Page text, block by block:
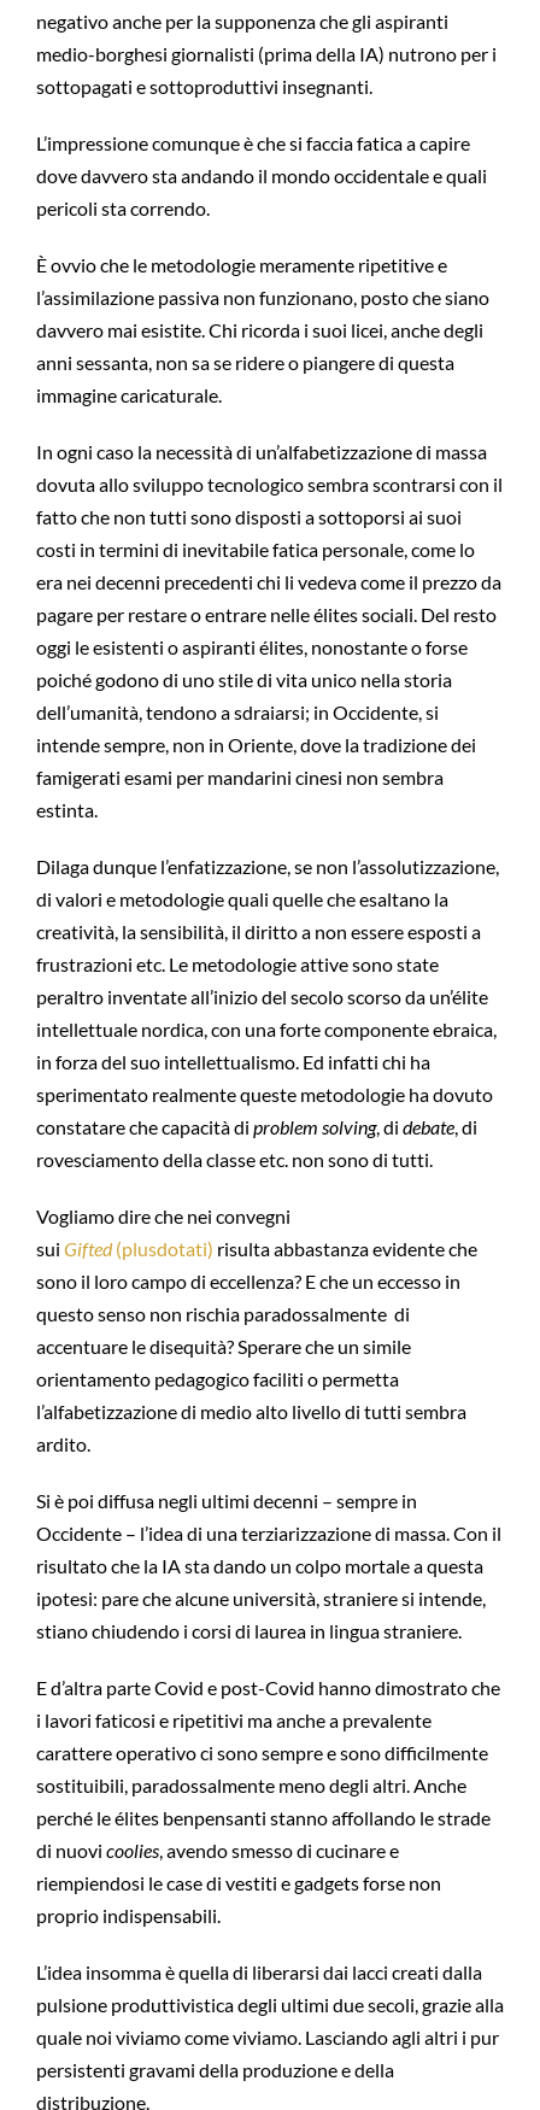
negativo anche per la supponenza che gli aspiranti
medio-borghesi giornalisti (prima della IA) nutrono per i
sottopagati e sottoproduttivi insegnanti.
L’impressione comunque è che si faccia fatica a capire
dove davvero sta andando il mondo occidentale e quali
pericoli sta correndo.
È ovvio che le metodologie meramente ripetitive e
l’assimilazione passiva non funzionano, posto che siano
davvero mai esistite. Chi ricorda i suoi licei, anche degli
anni sessanta, non sa se ridere o piangere di questa
immagine caricaturale.
In ogni caso la necessità di un’alfabetizzazione di massa
dovuta allo sviluppo tecnologico sembra scontrarsi con il
fatto che non tutti sono disposti a sottoporsi ai suoi
costi in termini di inevitabile fatica personale, come lo
era nei decenni precedenti chi li vedeva come il prezzo da
pagare per restare o entrare nelle élites sociali. Del resto
oggi le esistenti o aspiranti élites, nonostante o forse
poiché godono di uno stile di vita unico nella storia
dell’umanità, tendono a sdraiarsi; in Occidente, si
intende sempre, non in Oriente, dove la tradizione dei
famigerati esami per mandarini cinesi non sembra
estinta.
Dilaga dunque l’enfatizzazione, se non l’assolutizzazione,
di valori e metodologie quali quelle che esaltano la
creatività, la sensibilità, il diritto a non essere esposti a
frustrazioni etc. Le metodologie attive sono state
peraltro inventate all’inizio del secolo scorso da un’élite
intellettuale nordica, con una forte componente ebraica,
in forza del suo intellettualismo. Ed infatti chi ha
sperimentato realmente queste metodologie ha dovuto
constatare che capacità di problem solving, di debate, di
rovesciamento della classe etc. non sono di tutti.
Vogliamo dire che nei convegni
sui Gifted(plusdotati) risulta abbastanza evidente che
sono il loro campo di eccellenza? E che un eccesso in
questo senso non rischia paradossalmente di
accentuare le disequità? Sperare che un simile
orientamento pedagogico faciliti o permetta
l’alfabetizzazione di medio alto livello di tutti sembra
ardito.
Si è poi diffusa negli ultimi decenni – sempre in
Occidente – l’idea di una terziarizzazione di massa. Con il
risultato che la IA sta dando un colpo mortale a questa
ipotesi: pare che alcune università, straniere si intende,
stiano chiudendo i corsi di laurea in lingua straniere.
E d’altra parte Covid e post-Covid hanno dimostrato che
i lavori faticosi e ripetitivi ma anche a prevalente
carattere operativo ci sono sempre e sono difficilmente
sostituibili, paradossalmente meno degli altri. Anche
perché le élites benpensanti stanno affollando le strade
di nuovi coolies, avendo smesso di cucinare e
riempiendosi le case di vestiti e gadgets forse non
proprio indispensabili.
L’idea insomma è quella di liberarsi dai lacci creati dalla
pulsione produttivistica degli ultimi due secoli, grazie alla
quale noi viviamo come viviamo. Lasciando agli altri i pur
persistenti gravami della produzione e della
distribuzione.